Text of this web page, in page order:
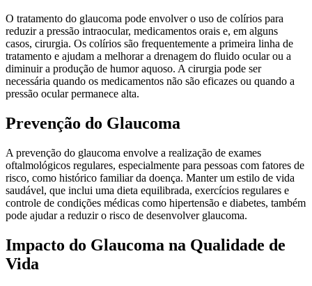
O tratamento do glaucoma pode envolver o uso de colírios para
reduzir a pressão intraocular, medicamentos orais e, em alguns
casos, cirurgia. Os colírios são frequentemente a primeira linha de
tratamento e ajudam a melhorar a drenagem do fluido ocular ou a
diminuir a produção de humor aquoso. A cirurgia pode ser
necessária quando os medicamentos não são eficazes ou quando a
pressão ocular permanece alta.
Prevenção do Glaucoma
A prevenção do glaucoma envolve a realização de exames
oftalmológicos regulares, especialmente para pessoas com fatores de
risco, como histórico familiar da doença. Manter um estilo de vida
saudável, que inclui uma dieta equilibrada, exercícios regulares e
controle de condições médicas como hipertensão e diabetes, também
pode ajudar a reduzir o risco de desenvolver glaucoma.
Impacto do Glaucoma na Qualidade de
Vida